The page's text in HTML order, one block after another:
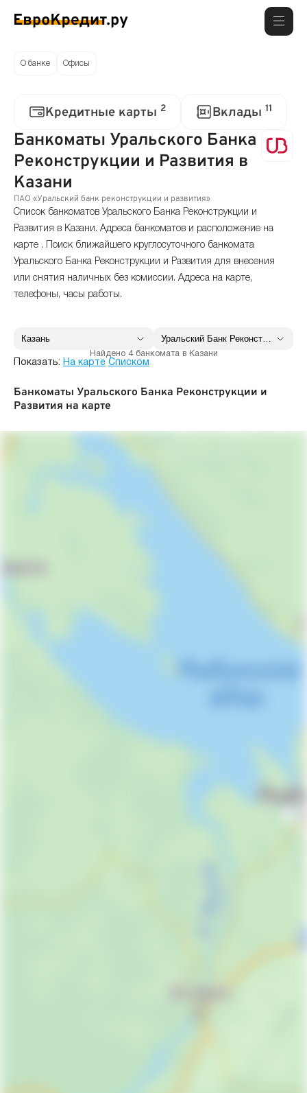
О банке Офисы
Кредитные карты 2 Вклады 11
Банкоматы Уральского Банка
Реконструкции и Развития в
Казани
ПАО «Уральский банк реконструкции и развития»
Список банкоматов Уральского Банка Реконструкции и
Развития в Казани. Адреса банкоматов и расположение на
карте . Поиск ближайшего круглосуточного банкомата
Уральского Банка Реконструкции и Развития для внесения
или снятия наличных без комиссии. Адреса на карте,
телефоны, часы работы.
Найдено 4 банкомата в Казани
Показать: На карте Списком
Банкоматы Уральского Банка Реконструкции и
Развития на карте